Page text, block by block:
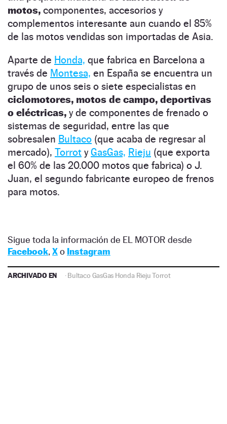
motos, componentes, accesorios y
complementos interesante aun cuando el 85%
de las motos vendidas son importadas de Asia.
Aparte de Honda, que fabrica en Barcelona a
través de Montesa, en España se encuentra un
grupo de unos seis o siete especialistas en
ciclomotores, motos de campo, deportivas
o eléctricas, y de componentes de frenado o
sistemas de seguridad, entre las que
sobresalen Bultaco (que acaba de regresar al
mercado), Torrot yGasGas, Rieju (que exporta
el 60% de las 20.000 motos que fabrica) o J.
Juan, el segundo fabricante europeo de frenos
para motos.
Sigue toda la información de EL MOTOR desde
Facebook, Xo Instagram
ARCHIVADO EN ·Bultaco GasGas Honda RiejuTorrot